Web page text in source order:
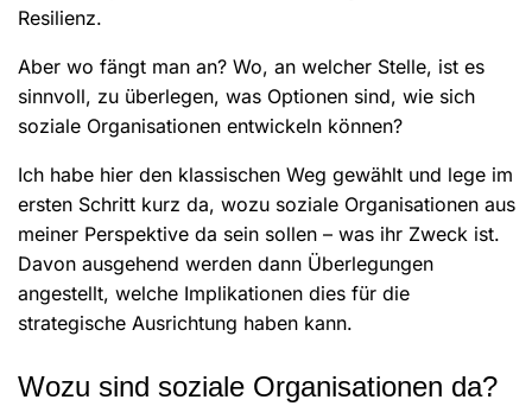
Resilienz.
Aber wo fängt man an? Wo, an welcher Stelle, ist es
sinnvoll, zu überlegen, was Optionen sind, wie sich
soziale Organisationen entwickeln können?
Ich habe hier den klassischen Weg gewählt und lege im
ersten Schritt kurz da, wozu soziale Organisationen aus
meiner Perspektive da sein sollen – was ihr Zweck ist.
Davon ausgehend werden dann Überlegungen
angestellt, welche Implikationen dies für die
strategische Ausrichtung haben kann.
Wozu sind soziale Organisationen da?